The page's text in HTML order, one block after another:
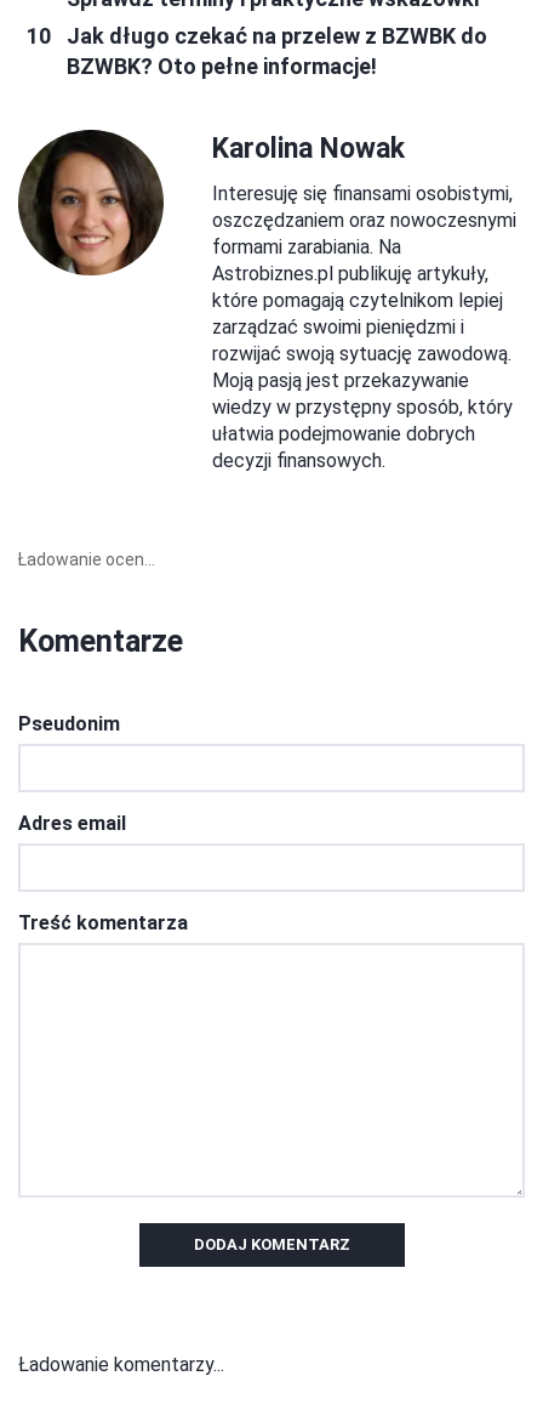
Jak długo czekać na przelew z BZWBK do
BZWBK? Oto pełne informacje!
Karolina Nowak
Interesuję się finansami osobistymi,
oszczędzaniem oraz nowoczesnymi
formami zarabiania. Na
Astrobiznes.pl publikuję artykuły,
które pomagają czytelnikom lepiej
zarządzać swoimi pieniędzmi i
rozwijać swoją sytuację zawodową.
Moją pasją jest przekazywanie
wiedzy w przystępny sposób, który
ułatwia podejmowanie dobrych
decyzji finansowych.
Ładowanie ocen...
Komentarze
Pseudonim
Adres email
Treść komentarza
DODAJ KOMENTARZ
Ładowanie komentarzy...